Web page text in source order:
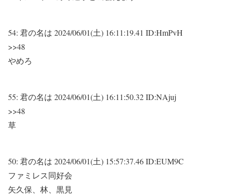
54: 君の名は 2024/06/01(土) 16:11:19.41 ID:HmPvH
>>48
やめろ
55: 君の名は 2024/06/01(土) 16:11:50.32 ID:NAjuj
>>48
草
50: 君の名は 2024/06/01(土) 15:57:37.46 ID:EUM9C
ファミレス同好会
矢久保、林、黒見